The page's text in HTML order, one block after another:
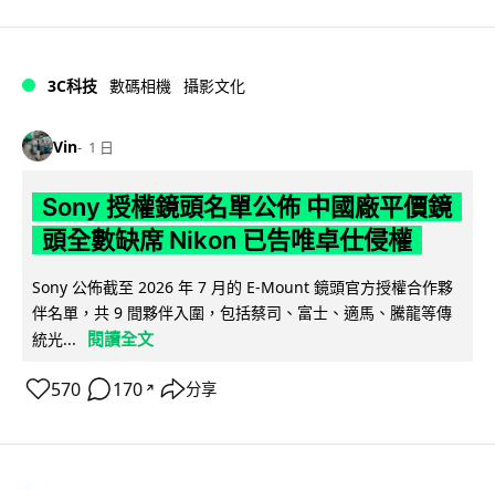
3C科技 數碼相機 攝影文化
Vin 1 日
Sony 授權鏡頭名單公佈 中國廠平價鏡
頭全數缺席 Nikon 已告唯卓仕侵權
Sony 公佈截至 2026 年 7 月的 E-Mount 鏡頭官方授權合作夥
伴名單，共 9 間夥伴入圍，包括蔡司、富士、適馬、騰龍等傳
統光...
閱讀全文
570 170 ↗ 分享